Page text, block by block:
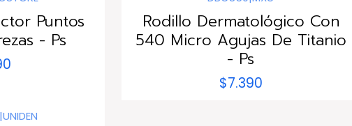
Puntos
- Ps
Rodillo Dermatológico Con
540 Micro Agujas De Titanio
- Ps
$7.390
|UNIDEN